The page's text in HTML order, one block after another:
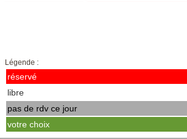
Légende :
réservé
libre
pas de rdv ce jour
votre choix